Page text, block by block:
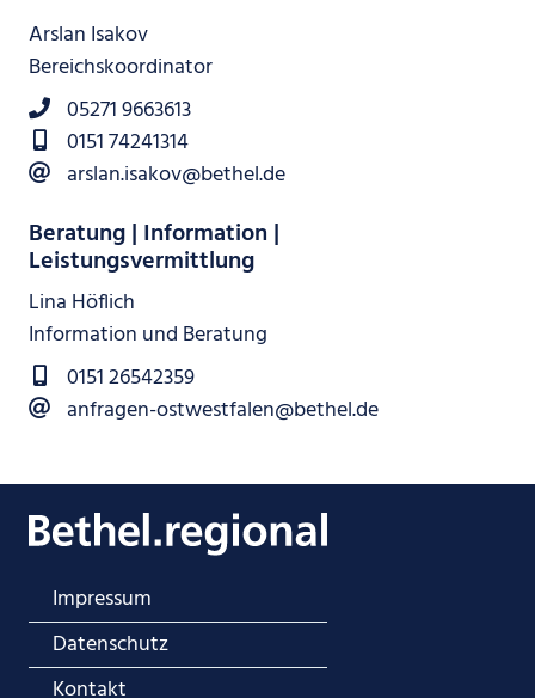
Arslan Isakov
Bereichskoordinator
05271 9663613
0151 74241314
arslan.isakov@bethel.de
Beratung | Information |
Leistungsvermittlung
Lina Höflich
Information und Beratung
0151 26542359
anfragen-ostwestfalen@bethel.de
Impressum
Datenschutz
Kontakt